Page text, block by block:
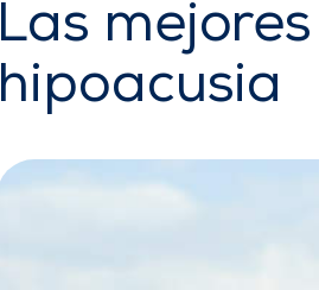
Las
hipoacusia